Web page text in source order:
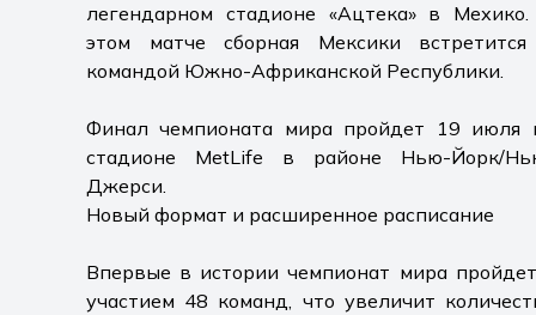
легендарном стадионе «Ацтека» в
этом матче сборная Мексики
командой Южно-Африканской Республики.
Финал чемпионата мира пройдет 19 июля
стадионе MetLife в районе Нью-Йорк/
Джерси.
Новый формат и расширенное расписание
Впервые в истории чемпионат мира
участием 48 команд, что увеличит